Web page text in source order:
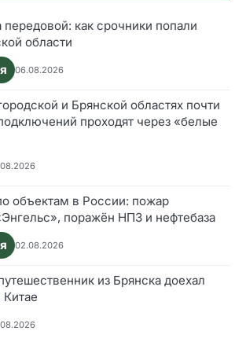
передовой: как срочники попали
области
06.08.2026
и Брянской областях почти
проходят через «белые
объектам в России: пожар
поражён НПЗ и нефтебаза
02.08.2026
из Брянска доехал